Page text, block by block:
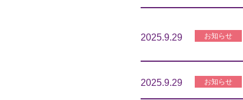
2025.9.29 お知らせ
2025.9.29 お知らせ